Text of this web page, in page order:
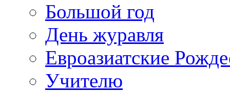
Большой год
День журавля
Евроазиатские
Учителю